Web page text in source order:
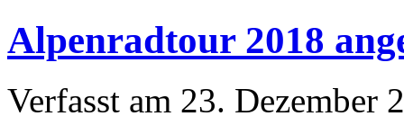
Alpenradtour 2018
Verfasst am 23. Dezember